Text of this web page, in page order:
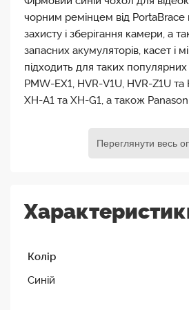
чорним ремінцем від
захисту і зберігання камери, а
запасних акумуляторів, касет і
підходить для таких
PMW-EX1, HVR-V1U, HVR-Z1U та
XH-A1 та XH-G1, а також
на місці, щоб камера не
панель посилена 8-
води, бруду і має поверхню, що
Переглянути весь
Колір
Синій